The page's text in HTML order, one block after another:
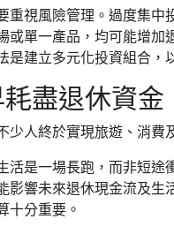
重視風險管理。過度集中
或單一產品，均可能增加
是建立多元化投資組合，
盡退休資金
少人終於實現旅遊、消費
活是一場長跑，而非短途
影響未來退休現金流及生
十分重要。